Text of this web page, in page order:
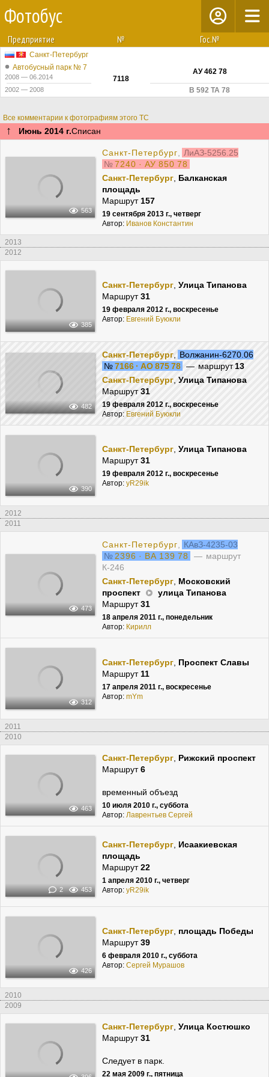
Фотобус
Предприятие № Гос.№
Санкт-Петербург
Автобусный парк № 7
2008 — 06.2014 7118
АУ 462 78
2002 — 2008 В 592 ТА 78
Все комментарии к фотографиям этого ТС
↑ Июнь 2014 г.Списан
563
Санкт-Петербург
ЛиАЗ-5256.25
№7240 · АУ 850 78
Санкт-Петербург, Балканская
площадь
Маршрут 157
19 сентября 2013 г., четверг
Автор: Иванов Константин
2013
2012
385
Санкт-Петербург, Улица Типанова
Маршрут31
19 февраля 2012 г., воскресенье
Автор: Евгений Буюкли
482
Санкт-Петербург,
Волжанин-6270.06
№7166 · АО 875 78 — маршрут13
Санкт-Петербург, Улица Типанова
Маршрут31
19 февраля 2012 г., воскресенье
Автор: Евгений Буюкли
390
Санкт-Петербург, Улица Типанова
Маршрут31
19 февраля 2012 г., воскресенье
Автор: yR29ik
2012
2011
473
Санкт-Петербург
КАвЗ-4235-03
№ 2396 · ВА 139 78
— маршрут
К-246
Санкт-Петербург, Московский
проспект
улица Типанова
Маршрут31
18 апреля 2011 г., понедельник
Автор: Кирилл
312
Санкт-Петербург, Проспект Славы
Маршрут 11
17 апреля 2011 г., воскресенье
Автор: mYm
2011
2010
463
Санкт-Петербург, Рижский проспект
Маршрут6
временный объезд
10 июля 2010 г., суббота
Автор: Лаврентьев Сергей
2 453
Санкт-Петербург, Исаакиевская
площадь
Маршрут22
1 апреля 2010 г., четверг
Автор: yR29ik
426
Санкт-Петербург, площадь Победы
Маршрут39
6 февраля 2010 г., суббота
Автор: Сергей Мурашов
2010
2009
Санкт-Петербург, Улица Костюшко
Маршрут31
Следует в парк.
22 мая 2009 г., пятница